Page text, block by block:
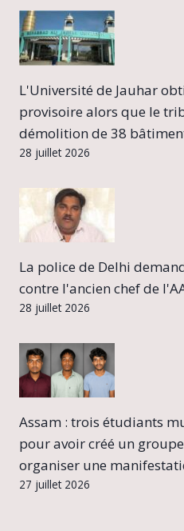
L'Université de Jauhar
provisoire alors que le
démolition de 38
28 juillet 2026
La police de Delhi
contre l'ancien chef de
28 juillet 2026
Assam : trois étudiants
pour avoir créé un
organiser une
27 juillet 2026